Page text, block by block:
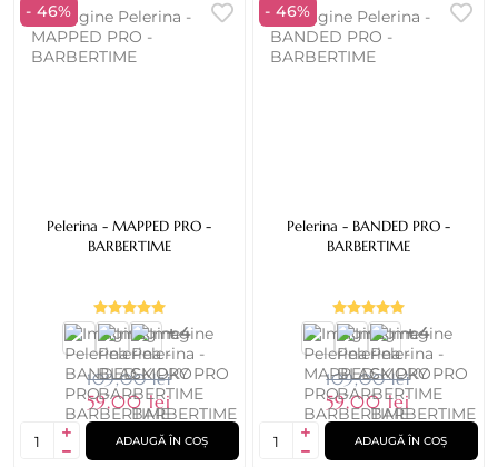
- 46%
Pelerina - MAPPED PRO -
BARBERTIME
+ 4
109,00 lei
59,00 lei
ADAUGĂ ÎN COȘ
- 46%
Pelerina - BANDED PRO -
BARBERTIME
+ 4
109,00 lei
59,00 lei
ADAUGĂ ÎN COȘ